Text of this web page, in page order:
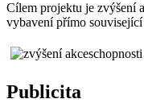
Cílem projektu je zvýšení
vybavení přímo
Publicita